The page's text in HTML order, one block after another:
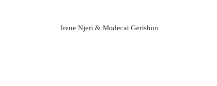
Irene Njeri & Modecai Gerishon